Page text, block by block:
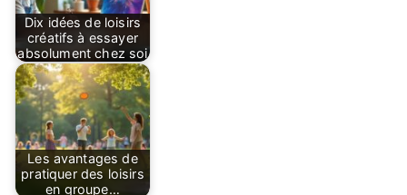
Dix idées de loisirs
créatifs à essayer
absolument chez soi
Les avantages de
pratiquer des loisirs
en groupe…